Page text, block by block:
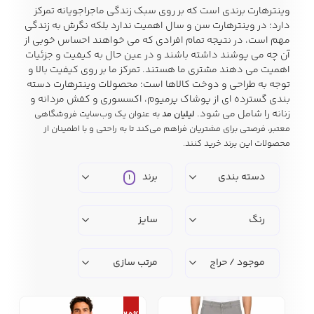
زیبایی و سلامت
خانه و آشپزخانه
شلوارک مردانه ژاکت و پلیور مردانه شلوار کتان مردانه
شلوار جین مردانه
شلوار پارچه ای
شلوار اسلش مردانه
مردانه
مردانه
وینترهارت برندی است که بر روی سبک زندگی ماجراجویانه تمرکز
دارد؛ در وینترهارت سن و سال اهمیت ندارد بلکه نگرش به زندگی
مهم است، در نتیجه تمام افرادی که می خواهند احساس خوبی از
آن چه می پوشند داشته باشند و در عین حال به کیفیت و جزئیات
اهمیت می دهند مشتری ما هستند. تمرکز ما بر روی کیفیت بالا و
توجه به طراحی و دوخت کالاها است؛ محصولات وینترهارت دسته
بندی گسترده ای از پوشاک پرمیوم، اکسسوری و کفش مردانه و
زنانه را شامل می شود. لیلیان مدبه عنوان یک وب‌سایت فروشگاهی
معتبر، فرصتی برای مشتریان فراهم می‌کند تا به راحتی و با اطمینان از
محصولات این برند خرید کنند.
دسته بندی برند 1
رنگ سایز
موجود / حراج مرتب سازی